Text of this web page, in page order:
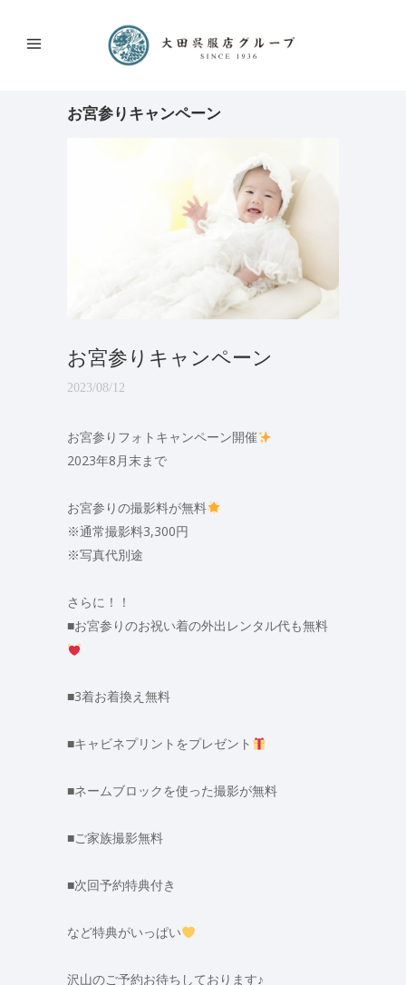
お宮参りキャンペーン
お宮参りキャンペーン
2023/08/12
お宮参りフォトキャンペーン開催
2023年8月末まで
お宮参りの撮影料が無料
※通常撮影料3,300円
※写真代別途
さらに！！
■お宮参りのお祝い着の外出レンタル代も無料
■3着お着換え無料
■キャビネプリントをプレゼント
■ネームブロックを使った撮影が無料
■ご家族撮影無料
■次回予約特典付き
など特典がいっぱい
沢山のご予約お待ちしております♪